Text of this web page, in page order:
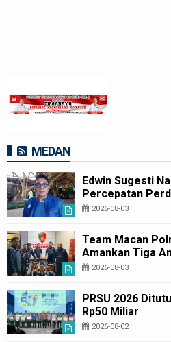
MEDAN
Edwin Sugesti
Percepatan
Penyederhanaan
2026-08-03
Team Macan
Amankan Tiga
Marelan Pasar 9
2026-08-03
PRSU 2026
Rp50 Miliar
2026-08-02